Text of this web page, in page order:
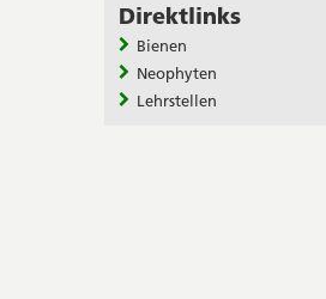
Direktlinks
Bienen
Neophyten
Lehrstellen